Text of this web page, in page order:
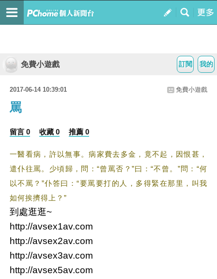
我的
訂閱
免費小遊戲
2017-06-14 10:39:01 免費小遊戲
罵
留言 0 收藏 0 推薦 0
一醫看病，許以無事。病家費去多金，竟不起，因恨甚，
遣仆往罵。少頃歸，問：“曾罵否？”曰：“不曾。”問：“何
以不罵？”仆答曰：“要罵要打的人，多得緊在那里，叫我
如何挨擠得上？”
到處逛逛~
http://avsex1av.com
http://avsex2av.com
http://avsex3av.com
http://avsex5av.com